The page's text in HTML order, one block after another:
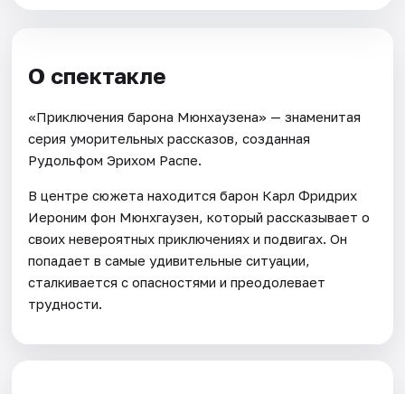
О спектакле
«Приключения барона Мюнхаузена» — знаменитая
серия уморительных рассказов, созданная
Рудольфом Эрихом Распе.
В центре сюжета находится барон Карл Фридрих
Иероним фон Мюнхгаузен, который рассказывает о
своих невероятных приключениях и подвигах. Он
попадает в самые удивительные ситуации,
сталкивается с опасностями и преодолевает
трудности.